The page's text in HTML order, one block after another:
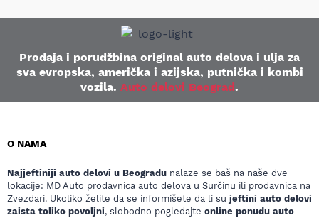
Prodaja i porudžbina original auto delova i ulja za
sva evropska, američka i azijska, putnička i kombi
vozila. Auto delovi Beograd.
O NAMA
Najjeftiniji auto delovi u Beogradu nalaze se baš na naše dve
lokacije: MD Auto prodavnica auto delova u Surčinu ili prodavnica na
Zvezdari. Ukoliko želite da se informišete da li su jeftini auto delovi
zaista toliko povoljni, slobodno pogledajte online ponudu auto